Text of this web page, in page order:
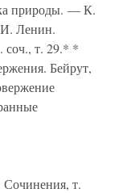
природы. — К.
Ленин.
т. 29.* *
Бейрут,
т.